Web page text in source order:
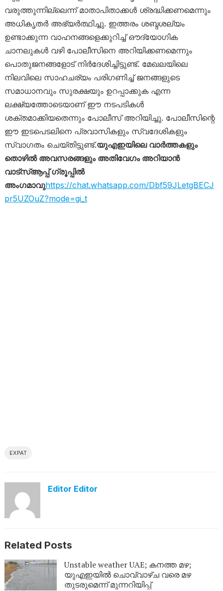
വരുത്തുന്നില്ലെന്ന് മാതാപിതാക്കൾ ശ്രദ്ധിക്കണമെന്നും
അധികൃതർ അഭ്യർത്ഥിച്ചു. ഇത്തരം ശബ്ദശല്യം
ഉണ്ടാക്കുന്ന വാഹനങ്ങളെക്കുറിച്ച് ഔദ്യോഗിക
ചാനലുകൾ വഴി പോലീസിനെ അറിയിക്കണമെന്നും
പൊതുജനങ്ങളോട് നിർദേശിച്ചിട്ടുണ്ട്. മേഖലയിലെ
നിലവിലെ സാഹചര്യം പരിഗണിച്ച് ജനങ്ങളുടെ
സമാധാനവും സുരക്ഷയും ഉറപ്പാക്കുക എന്ന
ലക്ഷ്യത്തോടെയാണ് ഈ നടപടികൾ
ശക്തമാക്കിയതെന്നും പോലീസ് അറിയിച്ചു. പോലീസിന്റെ
ഈ ഇടപെടലിനെ പ്രവാസികളും സ്വദേശികളും
സ്വാഗതം ചെയ്തിട്ടുണ്ട്.യുഎഇയിലെ വാർത്തകളും
തൊഴിൽ അവസരങ്ങളും അതിവേഗം അറിയാൻ
വാട്സ്ആപ്പ് ഗ്രൂപ്പിൽ
അംഗമാവുhttps://chat.whatsapp.com/Dbf59JLetgBECJ
pr5UZOuZ?mode=gi_t
EXPAT
Editor Editor
Related Posts
Unstable weather UAE; കനത്ത മഴ;
യുഎഇയിൽ ചൊവ്വാഴ്ച വരെ മഴ
തുടരുമെന്ന് മുന്നറിയിപ്പ്